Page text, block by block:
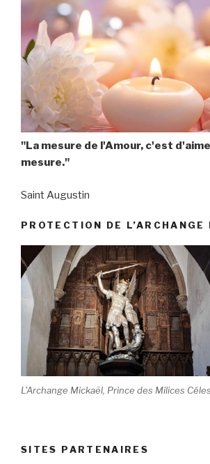
"La mesure de l'Amour, c'est
mesure."
Saint Augustin
PROTECTION DE L’ARCHANGE
L'Archange Mickaël, Prince des Milices
SITES PARTENAIRES